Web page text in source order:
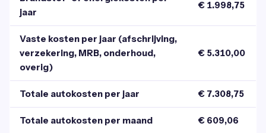
jaar
€ 1.998,75
Vaste kosten per jaar (afschrijving,
verzekering, MRB, onderhoud,
overig)
€ 5.310,00
Totale autokosten per jaar € 7.308,75
Totale autokosten per maand € 609,06